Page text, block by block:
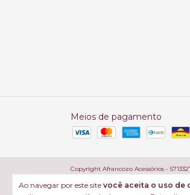
Ao navegar por este site você aceita o uso de
Meios de pagamento
Copyright Afrancozo Acessórios -